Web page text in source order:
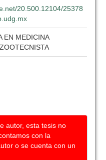
20.500.12104/25378
EN MEDICINA
autor, esta tesis no
con la
o se cuenta con un